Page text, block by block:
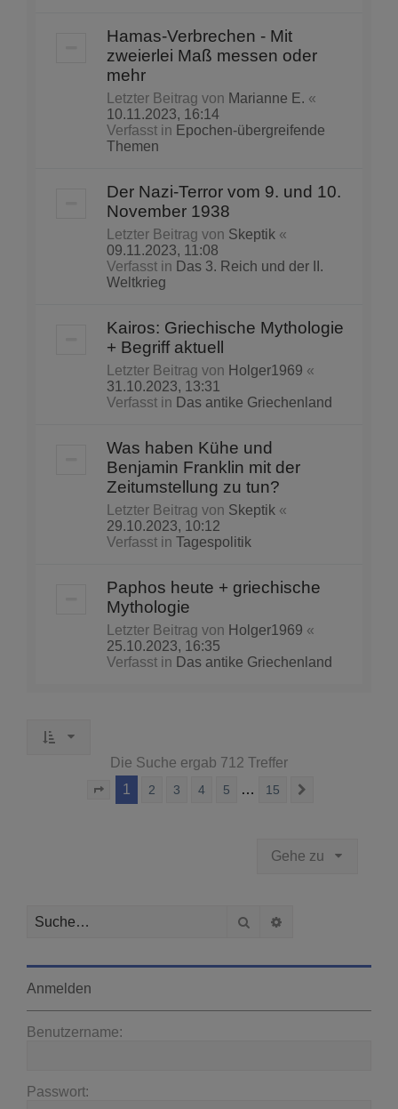
Hamas-Verbrechen - Mit
zweierlei Maß messen oder
mehr
Letzter Beitrag von Marianne E. «
10.11.2023, 16:14
Verfasst in Epochen-übergreifende
Themen
Der Nazi-Terror vom 9. und 10.
November 1938
Letzter Beitrag von Skeptik «
09.11.2023, 11:08
Verfasst in Das 3. Reich und der II.
Weltkrieg
Kairos: Griechische Mythologie
+ Begriff aktuell
Letzter Beitrag von Holger1969 «
31.10.2023, 13:31
Verfasst in Das antike Griechenland
Was haben Kühe und
Benjamin Franklin mit der
Zeitumstellung zu tun?
Letzter Beitrag von Skeptik «
29.10.2023, 10:12
Verfasst in Tagespolitik
Paphos heute + griechische
Mythologie
Letzter Beitrag von Holger1969 «
25.10.2023, 16:35
Verfasst in Das antike Griechenland
Die Suche ergab 712 Treffer
Seite von 15
1 2 3 4 5 … 15
Gehe zu
Suche
Anmelden
Benutzername:
Passwort: